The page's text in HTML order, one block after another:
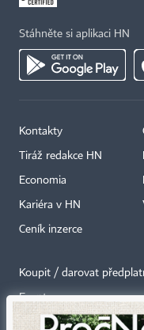
Stáhněte si aplikaci HN
Kontakty
Tiráž redakce HN
Economia
Kariéra v HN
Ceník inzerce
Koupit / darovat
Eventy
Newslettery